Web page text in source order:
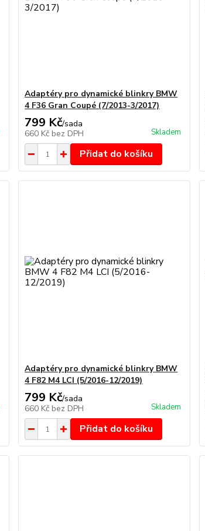
Adaptéry pro dynamické blinkry BMW
4 F36 Gran Coupé (7/2013-3/2017)
799 Kč/sada
660 Kč bez DPH Skladem
Přidat do košíku
Adaptéry pro dynamické blinkry BMW
4 F82 M4 LCI (5/2016-12/2019)
799 Kč/sada
660 Kč bez DPH Skladem
Přidat do košíku